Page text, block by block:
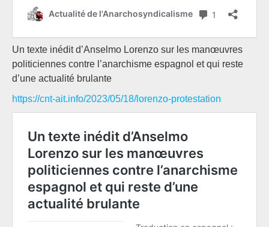
Un texte inédit d’Anselmo Lorenzo sur les manœuvres
politiciennes contre l’anarchisme espagnol et qui reste
d’une actualité brulante
https://cnt-ait.info/2023/05/18/lorenzo-protestation